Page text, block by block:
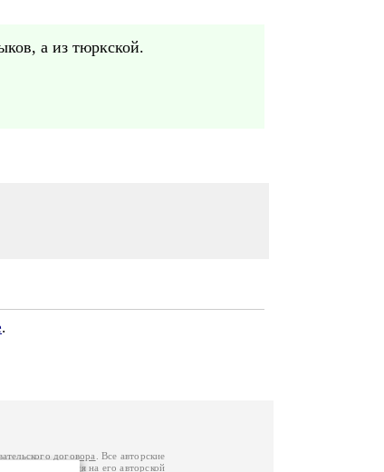
а из тюркской.
.
договора
. Все авторские
обратиться на его авторской